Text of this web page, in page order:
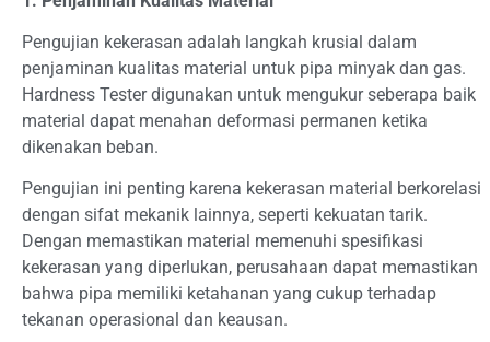
Pengujian kekerasan adalah langkah krusial dalam
penjaminan kualitas material untuk pipa minyak dan gas.
Hardness Tester digunakan untuk mengukur seberapa baik
material dapat menahan deformasi permanen ketika
dikenakan beban.
Pengujian ini penting karena kekerasan material berkorelasi
dengan sifat mekanik lainnya, seperti kekuatan tarik.
Dengan memastikan material memenuhi spesifikasi
kekerasan yang diperlukan, perusahaan dapat memastikan
bahwa pipa memiliki ketahanan yang cukup terhadap
tekanan operasional dan keausan.